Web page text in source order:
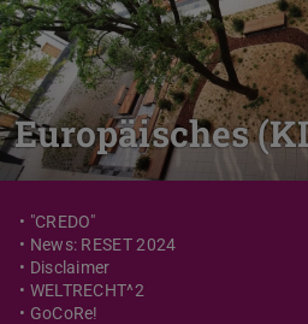
Europäisches
• "CREDO"
• News: RESET 2024
• Disclaimer
• WELTRECHT^2
• GoCoRe!